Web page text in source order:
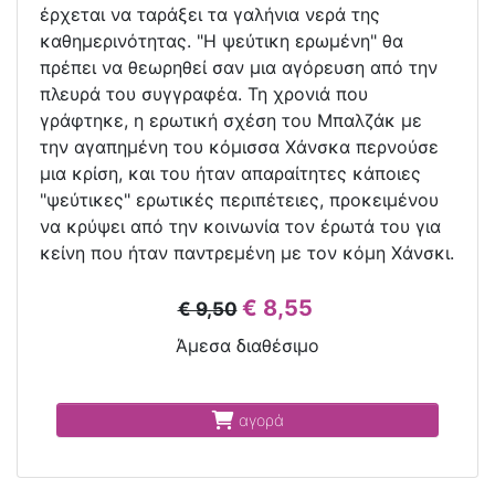
έρχεται να ταράξει τα γαλήνια νερά της
καθηµερινότητας. "Η ψεύτικη ερωµένη" θα
πρέπει να θεωρηθεί σαν µια αγόρευση από την
πλευρά του συγγραφέα. Τη χρονιά που
γράφτηκε, η ερωτική σχέση του Μπαλζάκ µε
την αγαπηµένη του κόµισσα Χάνσκα περνούσε
µια κρίση, και του ήταν απαραίτητες κάποιες
"ψεύτικες" ερωτικές περιπέτειες, προκειµένου
να κρύψει από την κοινωνία τον έρωτά του για
κείνη που ήταν παντρεµένη µε τον κόµη Χάνσκι.
€ 9,50 € 8,55
Άμεσα διαθέσιμο
αγορά